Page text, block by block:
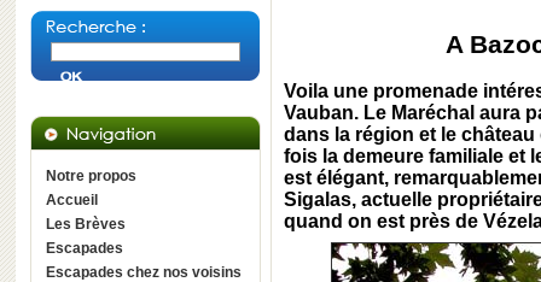
Notre propos
Accueil
Les Brèves
Escapades
Escapades chez nos voisins
A
Voila une promenade
Vauban. Le Maréchal aura
dans la région et le
fois la demeure familiale et
est élégant,
Sigalas, actuelle
quand on est près de